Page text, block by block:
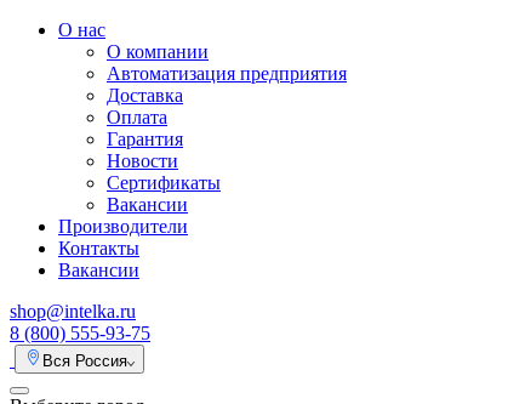
О нас
О компании
Автоматизация предприятия
Доставка
Оплата
Гарантия
Новости
Сертификаты
Вакансии
Производители
Контакты
Вакансии
shop@intelka.ru
8 (800) 555-93-75
Вся Россия